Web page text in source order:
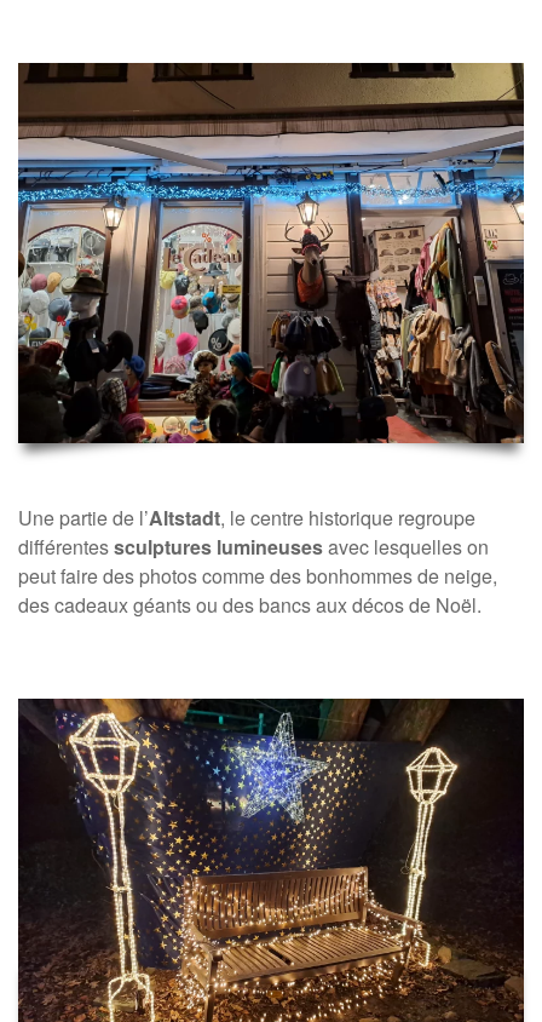
Une partie de l’Altstadt, le centre historique regroupe
différentessculptures lumineusesavec lesquelles on
peut faire des photos comme des bonhommes de neige,
des cadeaux géants ou des bancs aux décos de Noël.